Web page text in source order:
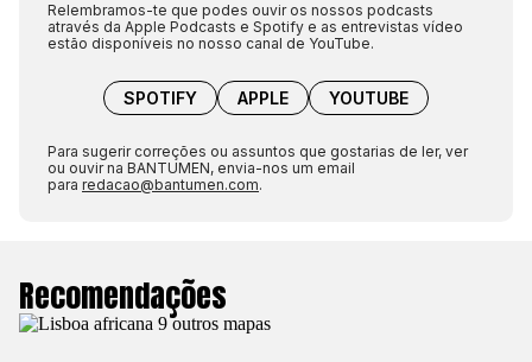
Relembramos-te que podes ouvir os nossos podcasts
através da Apple Podcasts e Spotify e as entrevistas vídeo
estão disponíveis no nosso canal de YouTube.
SPOTIFY APPLE YOUTUBE
Para sugerir correções ou assuntos que gostarias de ler, ver
ou ouvir na BANTUMEN, envia-nos um email
para redacao@bantumen.com.
Recomendações